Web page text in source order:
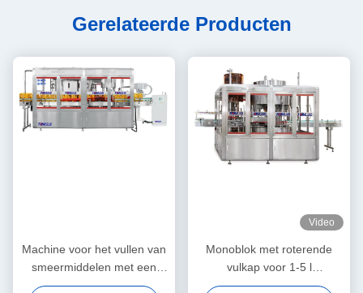
Gerelateerde Producten
Machine voor het vullen van
smeermiddelen met een
hoge capaciteit
Video
Monoblok met roterende
vulkap voor 1-5 l
smeermiddel, smeerolie